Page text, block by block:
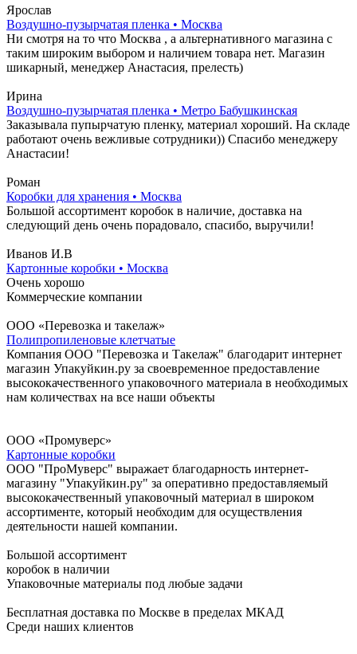
Ярослав
Воздушно-пузырчатая пленка • Москва
Ни смотря на то что Москва , а альтернативного магазина с
таким широким выбором и наличием товара нет. Магазин
шикарный, менеджер Анастасия, прелесть)
Ирина
Воздушно-пузырчатая пленка • Метро Бабушкинская
Заказывала пупырчатую пленку, материал хороший. На складе
работают очень вежливые сотрудники)) Спасибо менеджеру
Анастасии!
Роман
Коробки для хранения • Москва
Большой ассортимент коробок в наличие, доставка на
следующий день очень порадовало, спасибо, выручили!
Иванов И.В
Картонные коробки • Москва
Очень хорошо
Коммерческие компании
ООО «Перевозка и такелаж»
Полипропиленовые клетчатые
Компания ООО "Перевозка и Такелаж" благодарит интернет
магазин Упакуйкин.ру за своевременное предоставление
высококачественного упаковочного материала в необходимых
нам количествах на все наши объекты
ООО «Промуверс»
Картонные коробки
ООО "ПроМуверс" выражает благодарность интернет-
магазину "Упакуйкин.ру" за оперативно предоставляемый
высококачественный упаковочный материал в широком
ассортименте, который необходим для осуществления
деятельности нашей компании.
Большой ассортимент
коробок в наличии
Упаковочные материалы под любые задачи
Бесплатная доставка по Москве в пределах МКАД
Среди наших клиентов